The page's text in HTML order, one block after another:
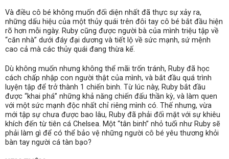
Và điều cô bé không muốn đối diện nhất đã thực sự xảy ra,
những dấu hiệu của một thủy quái trên đôi tay cô bé bắt đầu hiện
rõ hơn mỗi ngày. Ruby cũng được người bà của mình triệu tập về
“căn nhà” dưới đáy đại dương và tiết lộ về sức mạnh, sứ mệnh
cao cả mà các thủy quái đang thừa kế.
Dù không muốn nhưng không thể mãi trốn tránh, Ruby đã học
cách chấp nhập con người thật của mình, và bắt đầu quá trình
luyện tập để trở thành 1 chiến binh. Từ lúc này, Ruby bắt đầu
được “khai phá” những khả năng chiến đấu thần kỳ, và làm quen
với một sức mạnh độc nhất chỉ riêng mình có. Thế nhưng, vừa
mới tập sự chưa được bao lâu, Ruby đã phải đối mặt với sự khiêu
khích đến từ tiên cá Chelsea. Một “tân binh” nhỏ tuổi như Ruby sẽ
phải làm gì để có thể bảo vệ những người cô bé yêu thương khỏi
bàn tay người cá tàn bạo?